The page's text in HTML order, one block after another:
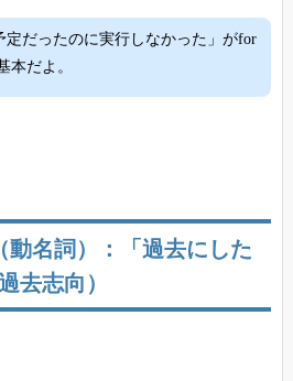
定だったのに実行しなかった」がfor
本だよ。
動名詞）：「過去にした
去志向）